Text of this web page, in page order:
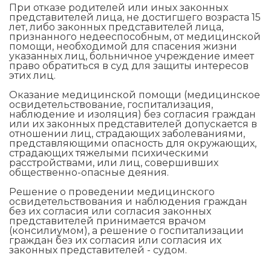
При отказе родителей или иных законных
представителей лица, не достигшего возраста 15
лет, либо законных представителей лица,
признанного недееспособным, от медицинской
помощи, необходимой для спасения жизни
указанных лиц, больничное учреждение имеет
право обратиться в суд для защиты интересов
этих лиц.
Оказание медицинской помощи (медицинское
освидетельствование, госпитализация,
наблюдение и изоляция) без согласия граждан
или их законных представителей допускается в
отношении лиц, страдающих заболеваниями,
представляющими опасность для окружающих,
страдающих тяжелыми психическими
расстройствами, или лиц, совершивших
общественно-опасные деяния.
Решение о проведении медицинского
освидетельствования и наблюдения граждан
без их согласия или согласия законных
представителей принимается врачом
(консилиумом), а решение о госпитализации
граждан без их согласия или согласия их
законных представителей - судом.